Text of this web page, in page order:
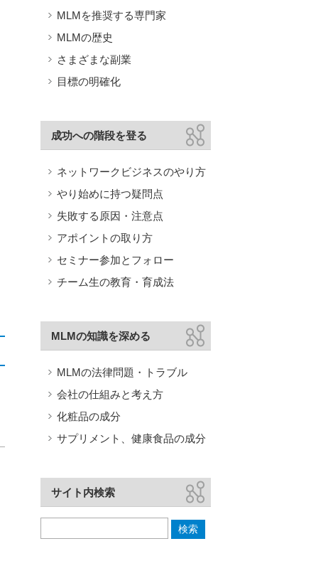
MLMを推奨する専門家
MLMの歴史
さまざまな副業
目標の明確化
成功への階段を登る
ネットワークビジネスのやり方
やり始めに持つ疑問点
失敗する原因・注意点
アポイントの取り方
セミナー参加とフォロー
チーム生の教育・育成法
MLMの知識を深める
MLMの法律問題・トラブル
会社の仕組みと考え方
化粧品の成分
サプリメント、健康食品の成分
サイト内検索